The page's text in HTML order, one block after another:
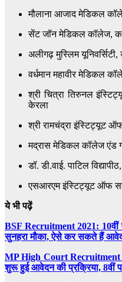
मौलाना आजाद मेडिकल
सेंट जॉन मेडिकल कॉलेज,
अलीगढ़ मुस्लिम यूनिवर्सिटी,
वर्धमान महावीर मेडिकल
श्री चित्रा तिरुनल
केरला
श्री रामचंद्रा इंस्टिट्यूट
मद्रास मेडिकल कॉलेज एंड
डॉ. डी.वाई. पाटिल
एसआरएम इंस्टिट्यूट ऑफ
ये भी पढ़ें
BSF Recruitment 2021:
सुनहरा मौका, ऐसे कर सकते हैं
MP High Court Recruitment
शुरू हुई आवेदन की प्रक्रिया, 8वीं